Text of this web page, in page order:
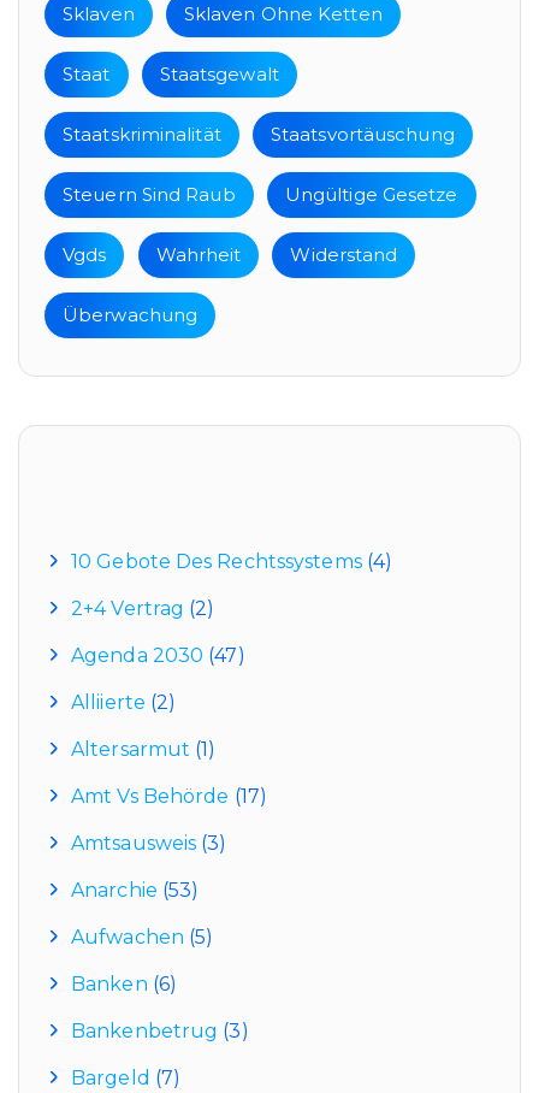
Sklaven Sklaven Ohne Ketten
Staat Staatsgewalt
Staatskriminalität Staatsvortäuschung
Steuern Sind Raub Ungültige Gesetze
Vgds Wahrheit Widerstand
Überwachung
10 Gebote Des Rechtssystems(4)
2+4 Vertrag (2)
Agenda 2030 (47)
Alliierte (2)
Altersarmut (1)
Amt Vs Behörde (17)
Amtsausweis (3)
Anarchie (53)
Aufwachen (5)
Banken (6)
Bankenbetrug (3)
Bargeld (7)